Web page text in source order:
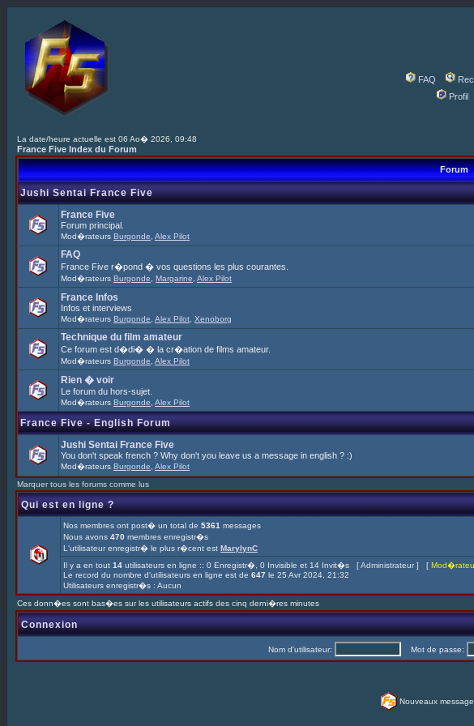
FAQ
Profil
La date/heure actuelle est 06 Ao� 2026, 09:48
France Five Index du Forum
Forum
Jushi Sentai France Five
France Five
Forum principal.
Mod�rateurs Burgonde Alex Pilot
FAQ
France Five r�pond � vos questions les plus courantes.
Mod�rateurs Burgonde Margarine Alex Pilot
France Infos
Infos et interviews
Mod�rateurs Burgonde Alex Pilot Xenoborg
Technique du film amateur
Ce forum est d�di� � la cr�ation de films amateur.
Mod�rateurs Burgonde Alex Pilot
Rien � voir
Le forum du hors-sujet.
Mod�rateurs Burgonde Alex Pilot
France Five - English Forum
Jushi Sentai France Five
You don't speak french ? Why don't you leave us a message in english ? :)
Mod�rateurs Burgonde Alex Pilot
Marquer tous les forums comme lus
Qui est en ligne ?
Nos membres ont post� un total de 5361 messages
Nous avons 470 membres enregistr�s
L'utilisateur enregistr� le plus r�cent est MarylynC
Il y a en tout 14 utilisateurs en ligne :: 0 Enregistr�, 0 Invisible et 14 Invit�s [Administrateur] [
Le record du nombre d'utilisateurs en ligne est de 647 le 25 Avr 2024, 21:32
Utilisateurs enregistr�s : Aucun
Ces donn�es sont bas�es sur les utilisateurs actifs des cinq derni�res minutes
Connexion
Nom d'utilisateur: Mot de passe:
Nouveaux